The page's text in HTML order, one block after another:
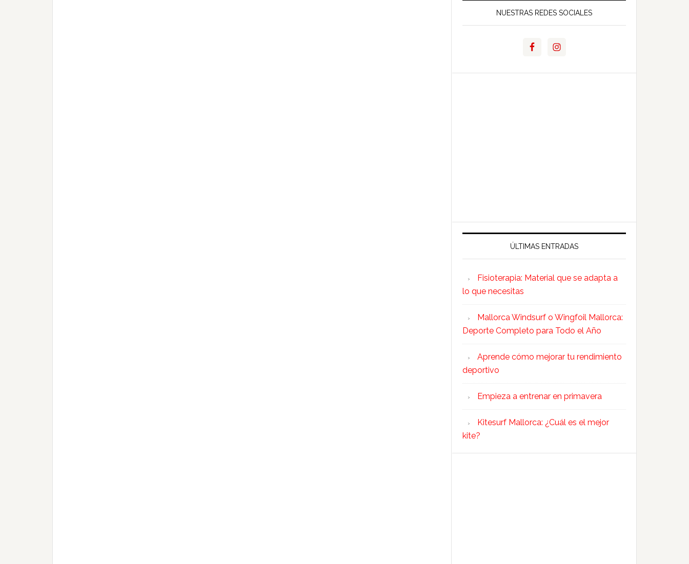
NUESTRAS REDES SOCIALES
ÚLTIMAS ENTRADAS
Fisioterapia: Material que se adapta a
lo que necesitas
Mallorca Windsurf o Wingfoil Mallorca:
Deporte Completo para Todo el Año
Aprende cómo mejorar tu rendimiento
deportivo
Empieza a entrenar en primavera
Kitesurf Mallorca: ¿Cuál es el mejor
kite?